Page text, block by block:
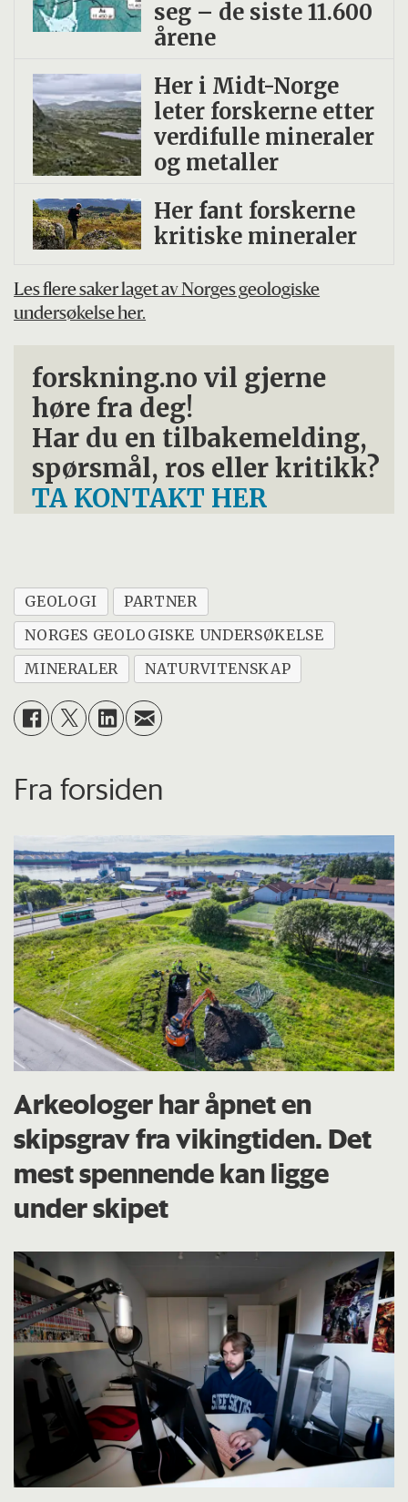
seg – de siste 11.600
årene
Her i Midt-Norge
leter forskerne etter
verdifulle mineraler
og metaller
Her fant forskerne
kritiske mineraler
Les flere saker laget av Norges geologiske
undersøkelse her.
forskning.no vil gjerne
høre fra deg!
Har du en tilbakemelding,
spørsmål, ros eller kritikk?
TA KONTAKT HER
GEOLOGI
PARTNER
NORGES GEOLOGISKE UNDERSØKELSE
MINERALER
NATURVITENSKAP
Fra forsiden
Arkeologer har åpnet en
skipsgrav fra vikingtiden. Det
mest spennende kan ligge
under skipet